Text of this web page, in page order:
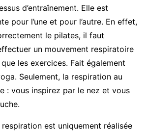
d’entraînement. Elle est
pour l’une et pour l’autre. En effet,
le pilates, il faut
un mouvement respiratoire
les exercices. Fait également
Seulement, la respiration au
: vous inspirez par le nez et vous
est uniquement réalisée